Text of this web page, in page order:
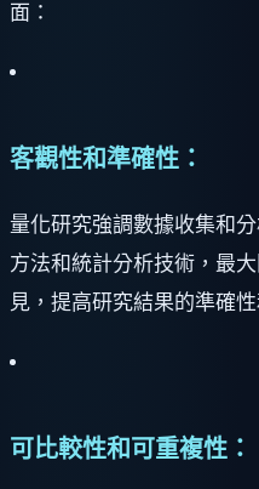
面：
客觀性和準確性：
量化研究強調數據收集和
方法和統計分析技術，最
見，提高研究結果的準確性
可比較性和可重複性：